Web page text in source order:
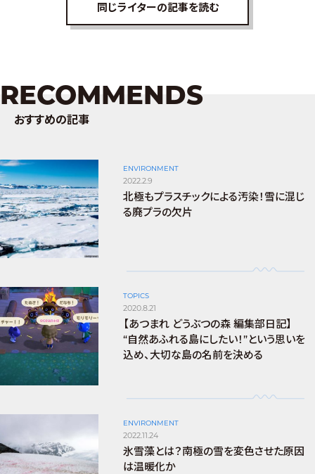
同じライターの記事を読む
RECOMMENDS
おすすめの記事
ENVIRONMENT
2022.2.9
北極もプラスチックによる汚染！雪に混じ
る廃プラの欠片
TOPICS
2020.8.21
【あつまれ どうぶつの森 編集部日記】
“自然あふれる島にしたい！”という思いを
込め、大切な島の名前を決める
ENVIRONMENT
2022.11.24
氷雪藻とは？南極の雪を変色させた原因
は温暖化か